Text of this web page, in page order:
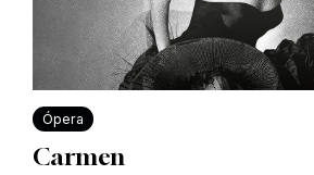
Ópera
Carmen